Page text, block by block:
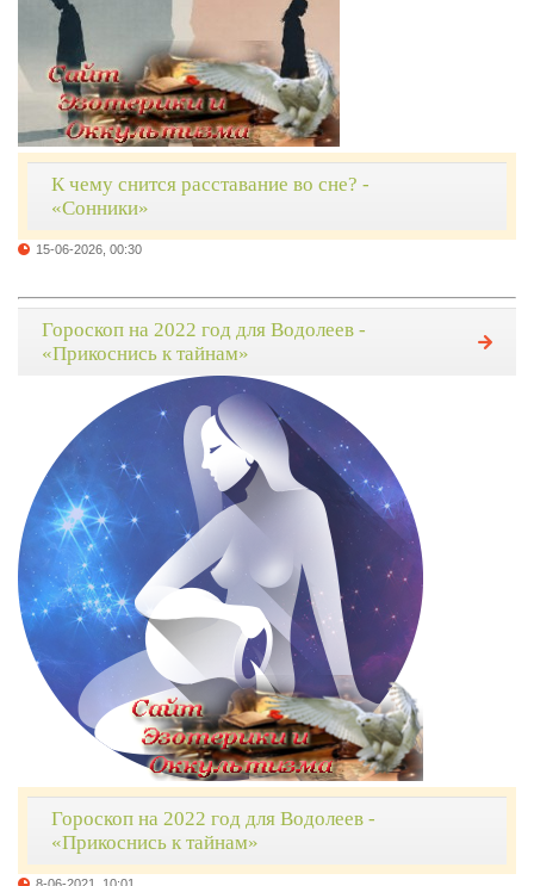
К чему снится расставание во сне? -
«Сонники»
15-06-2026, 00:30
Гороскоп на 2022 год для Водолеев -
«Прикоснись к тайнам»
Гороскоп на 2022 год для Водолеев -
«Прикоснись к тайнам»